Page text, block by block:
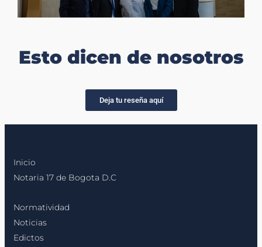
Esto dicen de nosotros
Deja tu reseña aquí
Inicio
Notaria 17 de Bogota D.C
Normatividad
Noticias
Edictos